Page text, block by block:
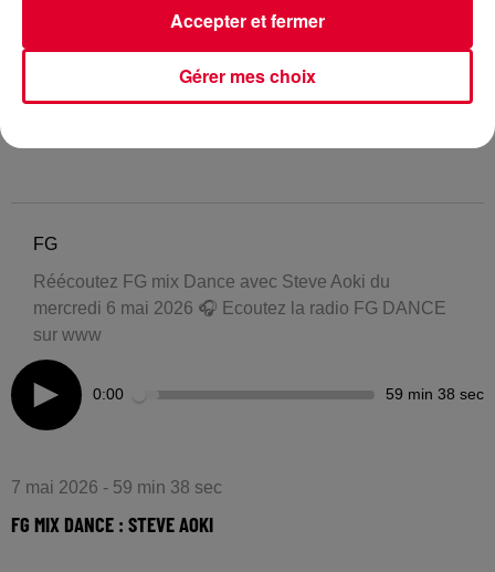
FG
Réécoutez FG mix Dance avec Steve Aoki du
mercredi 6 mai 2026 🎧 Ecoutez la radio FG DANCE
sur www
0:00 59 min 38 sec
7 mai 2026 - 59 min 38 sec
FG MIX DANCE : STEVE AOKI
Gérer mes choix
Accepter et fermer